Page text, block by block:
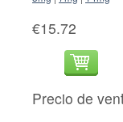
€15.72
Precio de